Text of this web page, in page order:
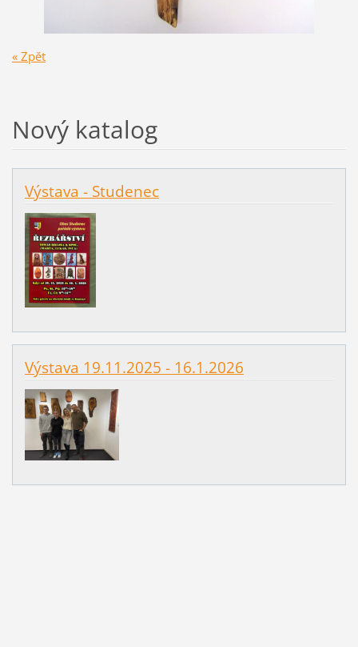
« Zpět
Nový katalog
Výstava - Studenec
Výstava 19.11.2025 - 16.1.2026